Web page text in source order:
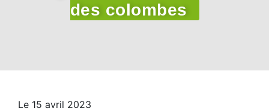
des colombes
Le 15 avril 2023